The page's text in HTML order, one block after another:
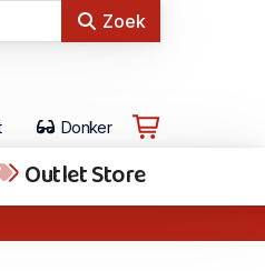
Zoek
Donker
Outlet Store